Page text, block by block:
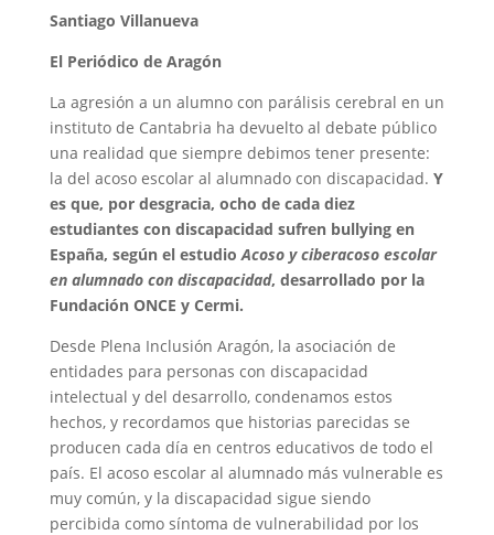
Santiago Villanueva
El Periódico de Aragón
La agresión a un alumno con parálisis cerebral en un
instituto de Cantabria ha devuelto al debate público
una realidad que siempre debimos tener presente:
la del acoso escolar al alumnado con discapacidad. Y
es que, por desgracia, ocho de cada diez
estudiantes con discapacidad sufren bullying en
España, según el estudioAcoso y ciberacoso escolar
en alumnado con discapacidad, desarrollado por la
Fundación ONCE y Cermi.
Desde Plena Inclusión Aragón, la asociación de
entidades para personas con discapacidad
intelectual y del desarrollo, condenamos estos
hechos, y recordamos que historias parecidas se
producen cada día en centros educativos de todo el
país. El acoso escolar al alumnado más vulnerable es
muy común, y la discapacidad sigue siendo
percibida como síntoma de vulnerabilidad por los